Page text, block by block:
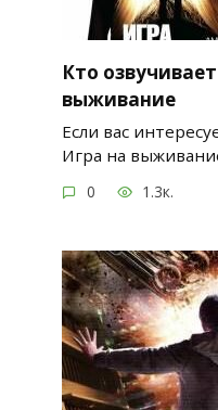
Кто
выживание
Если вас
Игра на
0 1.3к.